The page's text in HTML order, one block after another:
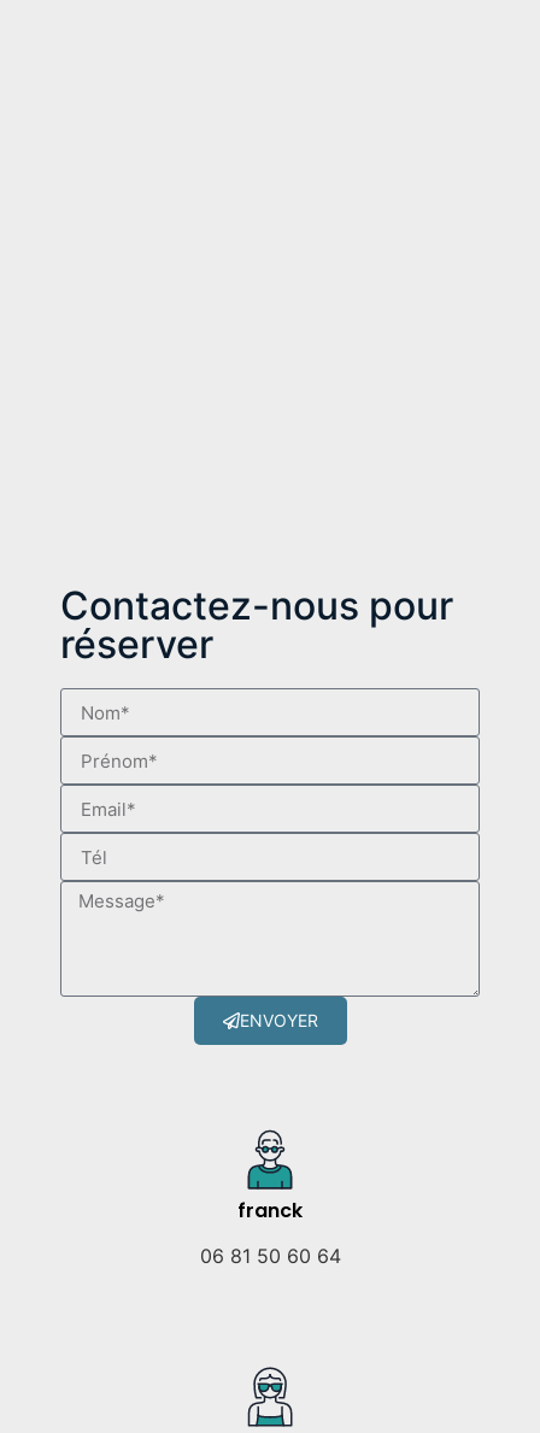
Contactez-nous pour
réserver
ENVOYER
franck
06 81 50 60 64